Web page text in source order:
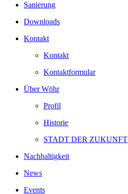
Sanierung
Downloads
Kontakt
Kontakt
Kontaktformular
Über Wöhr
Profil
Historie
STADT DER ZUKUNFT
Nachhaltigkeit
News
Events